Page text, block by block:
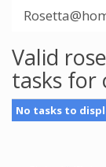
Valid
tasks for
No tasks to